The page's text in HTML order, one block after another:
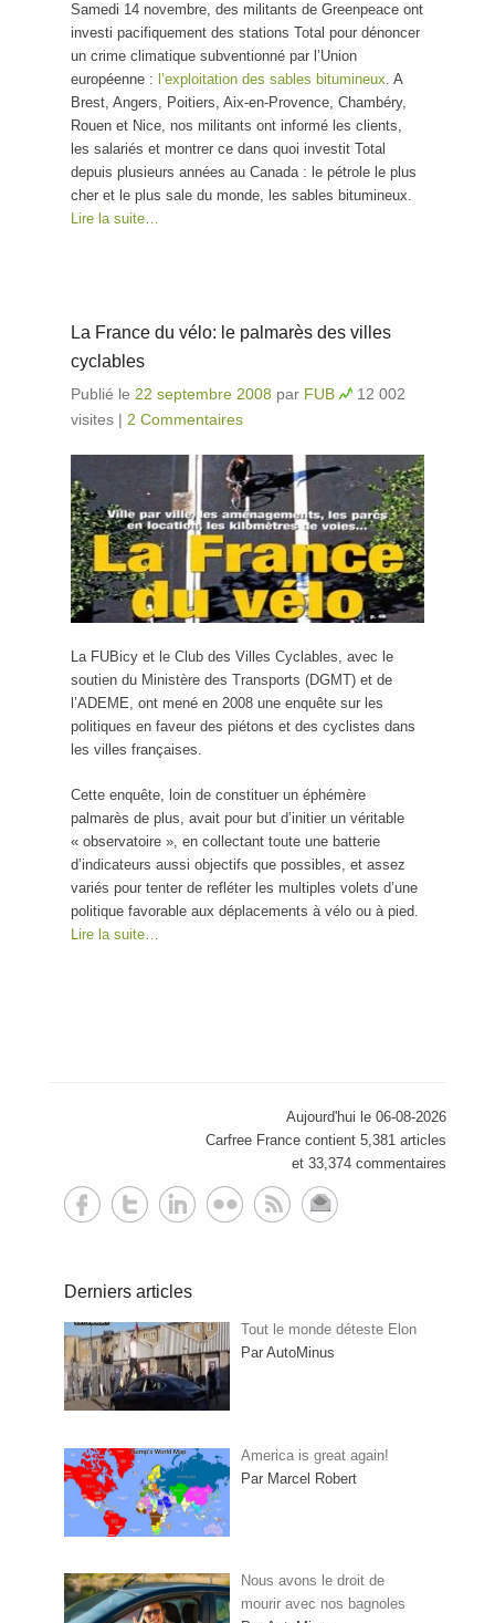
Samedi 14 novembre, des militants de Greenpeace ont
investi pacifiquement des stations Total pour dénoncer
un crime climatique subventionné par l’Union
européenne : l’exploitation des sables bitumineux. A
Brest, Angers, Poitiers, Aix-en-Provence, Chambéry,
Rouen et Nice, nos militants ont informé les clients,
les salariés et montrer ce dans quoi investit Total
depuis plusieurs années au Canada : le pétrole le plus
cher et le plus sale du monde, les sables bitumineux.
Lire la suite…
La France du vélo: le palmarès des villes
cyclables
Publié le 22 septembre 2008 par FUB
12 002
visites | 2 Commentaires
La FUBicy et le Club des Villes Cyclables, avec le
soutien du Ministère des Transports (DGMT) et de
l’ADEME, ont mené en 2008 une enquête sur les
politiques en faveur des piétons et des cyclistes dans
les villes françaises.
Cette enquête, loin de constituer un éphémère
palmarès de plus, avait pour but d’initier un véritable
« observatoire », en collectant toute une batterie
d’indicateurs aussi objectifs que possibles, et assez
variés pour tenter de refléter les multiples volets d’une
politique favorable aux déplacements à vélo ou à pied.
Lire la suite…
Aujourd'hui le 06-08-2026
Carfree France contient 5,381 articles
et 33,374 commentaires
Derniers articles
Tout le monde déteste Elon
Par AutoMinus
America is great again!
Par Marcel Robert
Nous avons le droit de
mourir avec nos bagnoles